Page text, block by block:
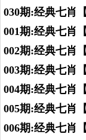
030期:经典七肖
001期:经典七肖
002期:经典七肖
003期:经典七肖
004期:经典七肖
005期:经典七肖
006期:经典七肖